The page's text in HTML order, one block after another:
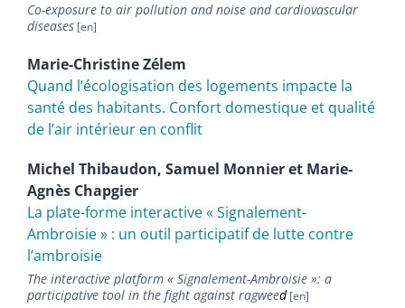
Co-exposure to air pollution and noise and cardiovascular
diseases
Marie-ChristineZélem
Quand l’écologisation des logements impacte la
santé des habitants. Confort domestique et qualité
de l’air intérieur en conflit
Michel Thibaudon, Samuel Monnieret Marie-
Agnès Chapgier
La plate-forme interactive « Signalement-
Ambroisie » : un outil participatif de lutte contre
l’ambroisie
The interactive platform « Signalement-Ambroisie »: a
participative tool in the fight against ragweed